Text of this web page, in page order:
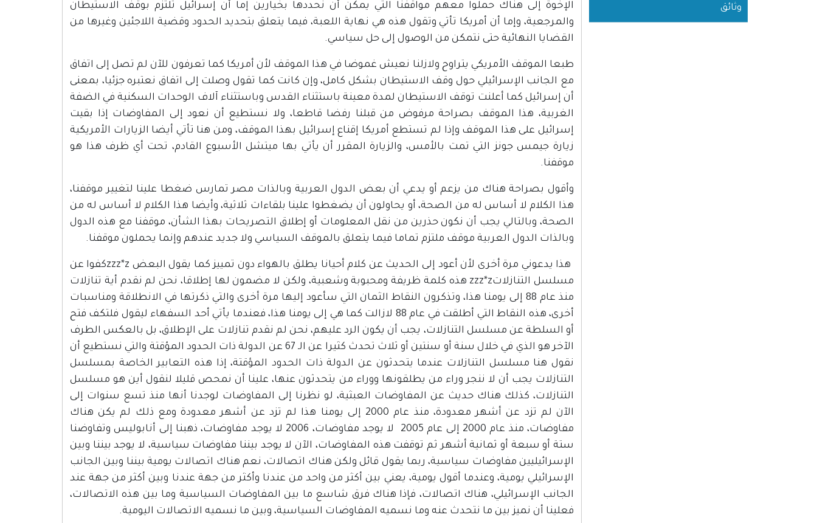
وثائق
الإخوة إلى هناك حملوا معهم مواقفنا التي يمكن أن نحددها بخيارين إما أن إسرائيل تلتزم بوقف الاستيطان
والمرجعية، وإما أن أمريكا تأتي وتقول هذه هي نهاية اللعبة، فيما يتعلق بتحديد الحدود وقضية اللاجئين وغيرها من
القضايا النهائية حتى نتمكن من الوصول إلى حل سياسي.
طبعا الموقف الأمريكي يتراوح ولازلنا نعيش غموضا في هذا الموقف لأن أمريكا كما تعرفون للآن لم تصل إلى اتفاق
مع الجانب الإسرائيلي حول وقف الاستيطان بشكل كامل، وإن كانت كما تقول وصلت إلى اتفاق نعتبره جزئيا، بمعنى
أن إسرائيل كما أعلنت توقف الاستيطان لمدة معينة باستثناء القدس وباستثناء آلاف الوحدات السكنية في الضفة
الغربية، هذا الموقف بصراحة مرفوض من قبلنا رفضا قاطعا، ولا نستطيع أن نعود إلى المفاوضات إذا بقيت
إسرائيل على هذا الموقف وإذا لم تستطع أمريكا إقناع إسرائيل بهذا الموقف، ومن هنا تأتي أيضا الزيارات الأمريكية
زيارة جيمس جونز التي تمت بالأمس، والزيارة المقرر أن يأتي بها ميتشل الأسبوع القادم، تحت أي ظرف هذا هو
موقفنا.
وأقول بصراحة هناك من يزعم أو يدعي أن بعض الدول العربية وبالذات مصر تمارس ضغطا علينا لتغيير موقفنا،
هذا الكلام لا أساس له من الصحة، أو يحاولون أن يضغطوا علينا بلقاءات ثلاثية، وأيضا هذا الكلام لا أساس له من
الصحة، وبالتالي يجب أن نكون حذرين من نقل المعلومات أو إطلاق التصريحات بهذا الشأن، موقفنا مع هذه الدول
وبالذات الدول العربية موقف ملتزم تماما فيما يتعلق بالموقف السياسي ولا جديد عندهم وإنما يحملون موقفنا.
هذا يدعوني مرة أخرى لأن أعود إلى الحديث عن كلام أحيانا يطلق بالهواء دون تمييز كما يقول البعض zzz*zكفوا عن
مسلسل التنازلاتzzz*z هذه كلمة ظريفة ومحبوبة وشعبية، ولكن لا مضمون لها إطلاقا، نحن لم نقدم أية تنازلات
منذ عام 88 إلى يومنا هذا، وتذكرون النقاط الثمان التي سأعود إليها مرة أخرى والتي ذكرتها في الانطلاقة ومناسبات
أخرى، هذه النقاط التي أطلقت في عام 88 لازالت كما هي إلى يومنا هذا، فعندما يأتي أحد السفهاء ليقول فلتكف فتح
أو السلطة عن مسلسل التنازلات، يجب أن يكون الرد عليهم، نحن لم نقدم تنازلات على الإطلاق، بل بالعكس الطرف
الآخر هو الذي في خلال سنة أو سنتين أو ثلاث تحدث كثيرا عن الـ 67 عن الدولة ذات الحدود المؤقتة والتي نستطيع أن
نقول هنا مسلسل التنازلات عندما يتحدثون عن الدولة ذات الحدود المؤقتة، إذا هذه التعابير الخاصة بمسلسل
التنازلات يجب أن لا ننجر وراء من يطلقونها ووراء من يتحدثون عنها، علينا أن نمحص قليلا لنقول أين هو مسلسل
التنازلات، كذلك هناك حديث عن المفاوضات العبثية، لو نظرنا إلى المفاوضات لوجدنا أنها منذ تسع سنوات إلى
الآن لم تزد عن أشهر معدودة، منذ عام 2000 إلى يومنا هذا لم تزد عن أشهر معدودة ومع ذلك لم يكن هناك
مفاوضات، منذ عام 2000 إلى عام 2005 لا يوجد مفاوضات، 2006 لا يوجد مفاوضات، ذهبنا إلى أنابوليس وتفاوضنا
ستة أو سبعة أو ثمانية أشهر ثم توقفت هذه المفاوضات، الآن لا يوجد بيننا مفاوضات سياسية، لا يوجد بيننا وبين
الإسرائيليين مفاوضات سياسية، ربما يقول قائل ولكن هناك اتصالات، نعم هناك اتصالات يومية بيننا وبين الجانب
الإسرائيلي يومية، وعندما أقول يومية، يعني بين أكثر من واحد من عندنا وأكثر من جهة عندنا وبين أكثر من جهة عند
الجانب الإسرائيلي، هناك اتصالات، فإذا هناك فرق شاسع ما بين المفاوضات السياسية وما بين هذه الاتصالات،
فعلينا أن نميز بين ما نتحدث عنه وما نسميه المفاوضات السياسية، وبين ما نسميه الاتصالات اليومية.